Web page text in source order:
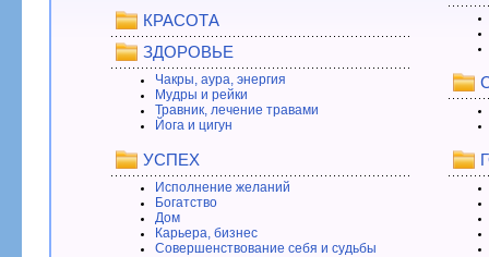
КРАСОТА
ЗДОРОВЬЕ
Чакры, аура, энергия
Мудры и рейки
Травник, лечение травами
Йога и цигун
УСПЕХ
Исполнение желаний
Богатство
Дом
Карьера, бизнес
Совершенствование себя и судьбы